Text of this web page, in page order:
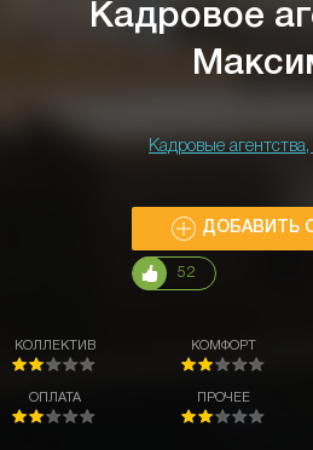
Кадровое
Кадровые
ДОБАВИТЬ
52
КОЛЛЕКТИВ
ОПЛАТА
КОМФОРТ
ПРОЧЕЕ